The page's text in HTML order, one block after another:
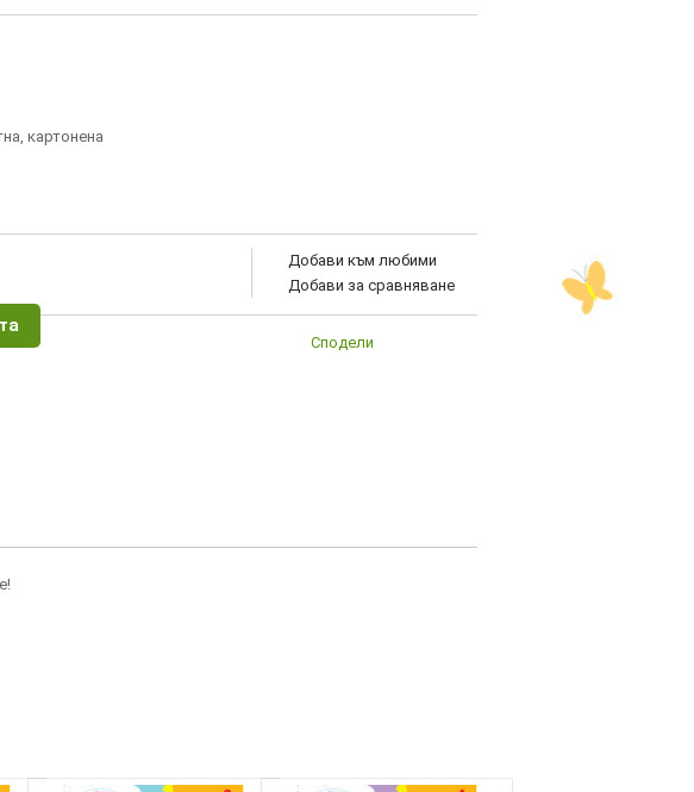
картонена
Добави към любими
Добави за сравняване
Сподели